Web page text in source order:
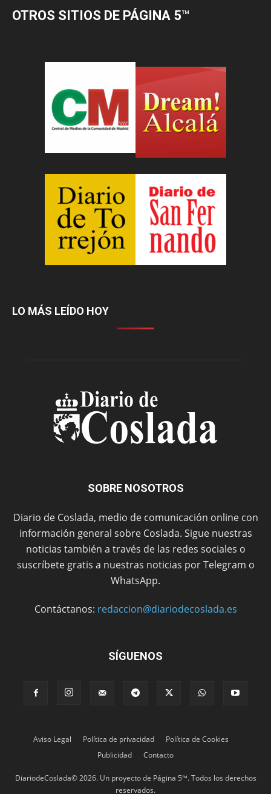
OTROS SITIOS DE PÁGINA 5™
LO MÁS LEÍDO HOY
SOBRE NOSOTROS
Diario de Coslada, medio de comunicación online con
información general sobre Coslada. Sigue nuestras
noticias también a través de las redes sociales o
suscríbete gratis a nuestras noticias por Telegram o
WhatsApp.
Contáctanos: redaccion@diariodecoslada.es
SÍGUENOS
Aviso Legal Política de privacidad
Política de Cookies
Publicidad
Contacto
DiariodeCoslada© 2026. Un proyecto de Página 5™. Todos los derechos
reservados.